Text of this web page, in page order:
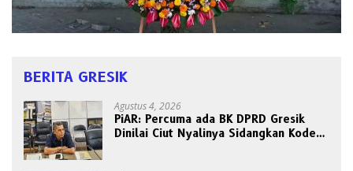
BERITA GRESIK
Agustus 4, 2026
PiAR: Percuma ada BK DPRD Gresik
Dinilai Ciut Nyalinya Sidangkan Kode